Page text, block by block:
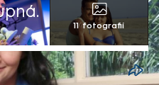
11 fotografií